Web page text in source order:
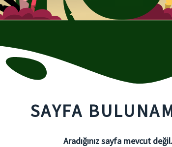
SAYFA
Aradığınız sayfa mevcut değil.